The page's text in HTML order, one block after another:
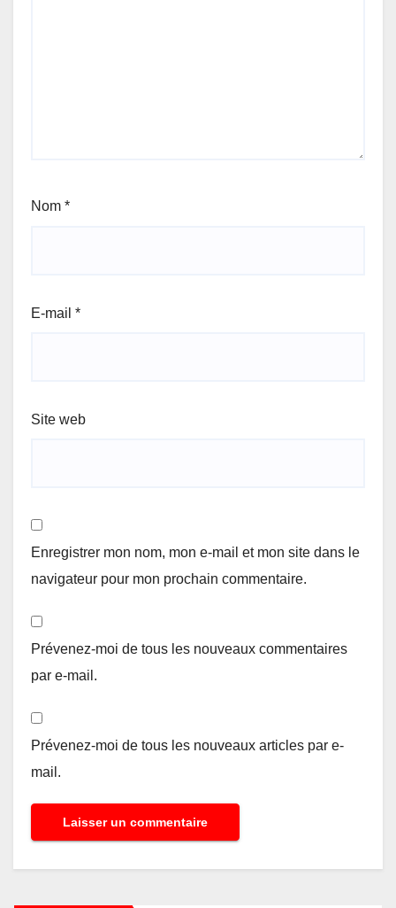
Nom *
E-mail *
Site web
Enregistrer mon nom, mon e-mail et mon site dans le
navigateur pour mon prochain commentaire.
Prévenez-moi de tous les nouveaux commentaires
par e-mail.
Prévenez-moi de tous les nouveaux articles par e-
mail.